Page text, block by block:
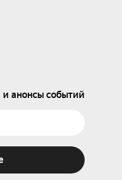
анонсы событий